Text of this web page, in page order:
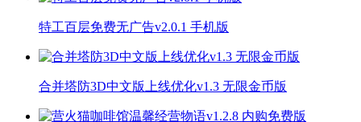
特工百层免费无广告v2.0.1 手机版
合并塔防3D中文版上线优化v1.3 无限金币版